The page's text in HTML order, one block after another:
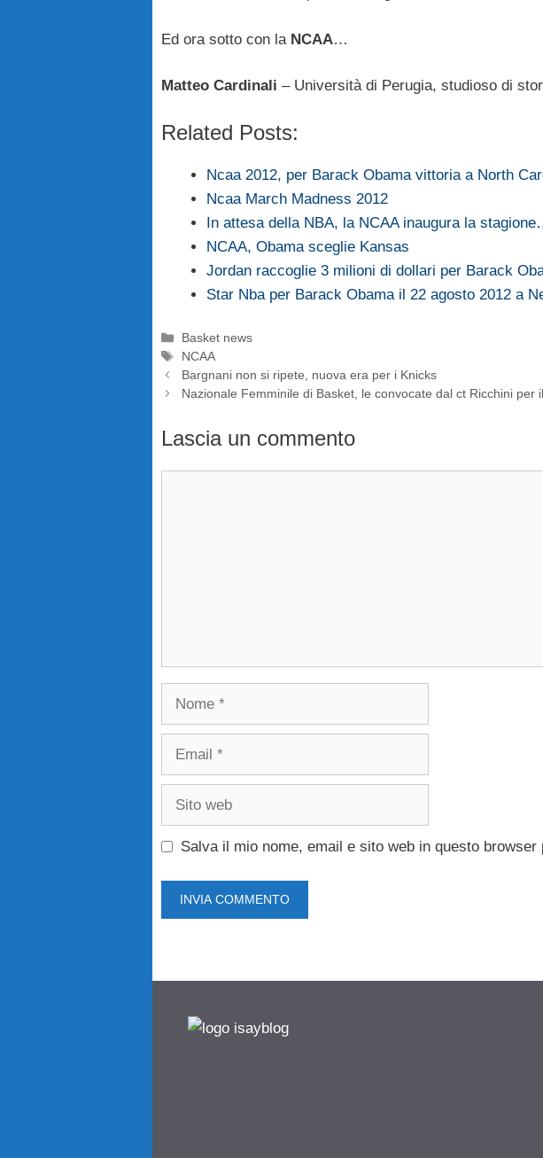
Ed ora sotto con la NCAA…
Matteo Cardinali – Università di Perugia, studioso di
Related Posts:
Ncaa 2012, per Barack Obama vittoria a North
Ncaa March Madness 2012
In attesa della NBA, la NCAA inaugura la
NCAA, Obama sceglie Kansas
Jordan raccoglie 3 milioni di dollari per Barack
Star Nba per Barack Obama il 22 agosto 2012 a
Categorie
Basket news
Tag
NCAA
Bargnani non si ripete, nuova era per i Knicks
Nazionale Femminile di Basket, le convocate dal ct Ricchini per
Lascia un commento
Salva il mio nome, email e sito web in questo